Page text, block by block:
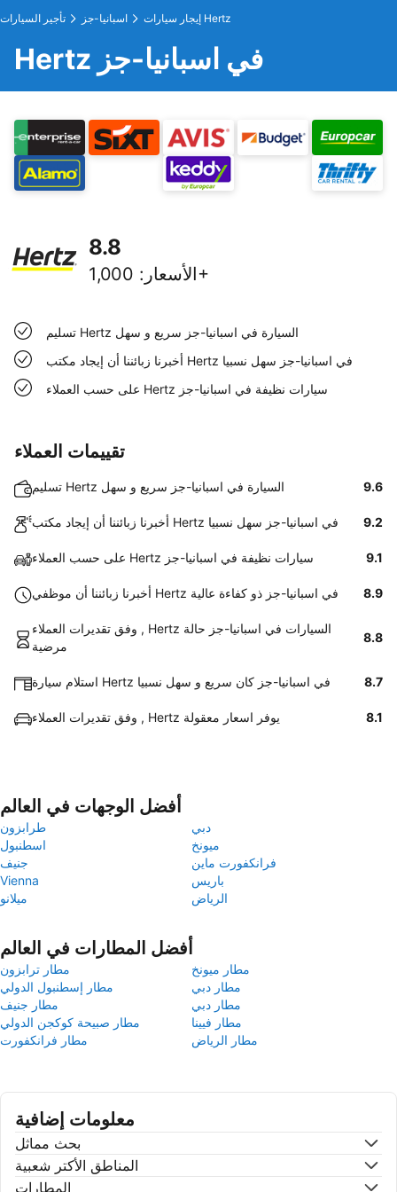
تأجير السيارات اسبانيا-جز إيجار سيارات Hertz
Hertz في اسبانيا-جز
8.8
الأسعار : 1,000+
تسليم Hertz السيارة في اسبانيا-جز سريع و سهل
أخبرنا زبائننا أن إيجاد مكتب Hertz في اسبانيا-جز سهل نسبيا
على حسب العملاء Hertz سيارات نظيفة في اسبانيا-جز
تقييمات العملاء
تسليم Hertz السيارة في اسبانيا-جز سريع و سهل 9.6
أخبرنا زبائننا أن إيجاد مكتب Hertz في اسبانيا-جز سهل نسبيا 9.2
على حسب العملاء Hertz سيارات نظيفة في اسبانيا-جز 9.1
أخبرنا زبائننا أن موظفي Hertz في اسبانيا-جز ذو كفاءة عالية 8.9
وفق تقديرات العملاء , Hertz السيارات في اسبانيا-جز حالة
مرضية
8.8
استلام سيارة Hertz في اسبانيا-جز كان سريع و سهل نسبيا 8.7
وفق تقديرات العملاء , Hertz يوفر اسعار معقولة 8.1
أفضل الوجهات في العالم
طرابزون
دبي
اسطنبول
ميونخ
جنيف
فرانكفورت ماين
Vienna
باريس
ميلانو
الرياض
أفضل المطارات في العالم
مطار ترابزون
مطار ميونخ
مطار إسطنبول الدولي
مطار دبي
مطار جنيف
مطار دبي
مطار صبيحة كوكجن الدولي
مطار فيينا
مطار فرانكفورت
مطار الرياض
معلومات إضافية
بحث مماثل
المناطق الأكتر شعبية
المطارات